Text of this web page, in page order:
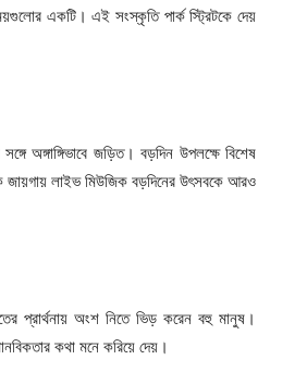
একটি। এই সংস্কৃতি পার্ক স্ট্রিটকে দেয়
অঙ্গাঙ্গিভাবে জড়িত। বড়দিন উপলক্ষে বিশেষ
লাইভ মিউজিক বড়দিনের উৎসবকে আরও
প্রার্থনায় অংশ নিতে ভিড় করেন বহু মানুষ।
কথা মনে করিয়ে দেয়।